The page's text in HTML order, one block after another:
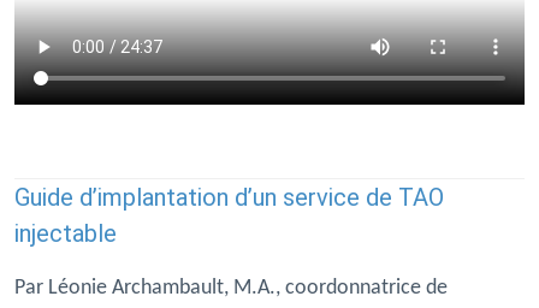
Guide d’implantation d’un service de TAO
injectable
Par Léonie Archambault, M.A., coordonnatrice de